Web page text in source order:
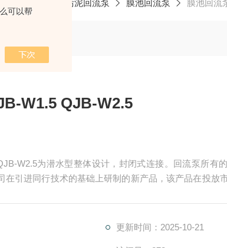
可以帮
污泥回流泵 膜池回流泵 膜池回流
W1.5 QJB-W2.5
W2.5为潜水型整体设计，封闭式连接。回流泵所有
在引进同行技术的基础上研制的新产品，该产品在投放
更新时间：2025-10-21